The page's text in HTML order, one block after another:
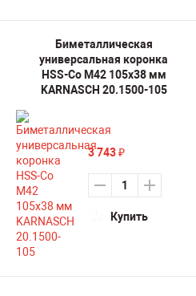
Биметаллическая
универсальная коронка
HSS-Co M42 105х38 мм
KARNASCH 20.1500-105
3 743 ₽
Купить